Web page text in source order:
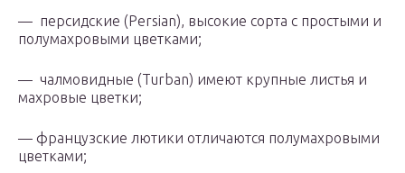
— персидские (Persian), высокие сорта с простыми и
полумахровыми цветками;
— чалмовидные (Turban) имеют крупные листья и
махровые цветки;
— французские лютики отличаются полумахровыми
цветками;